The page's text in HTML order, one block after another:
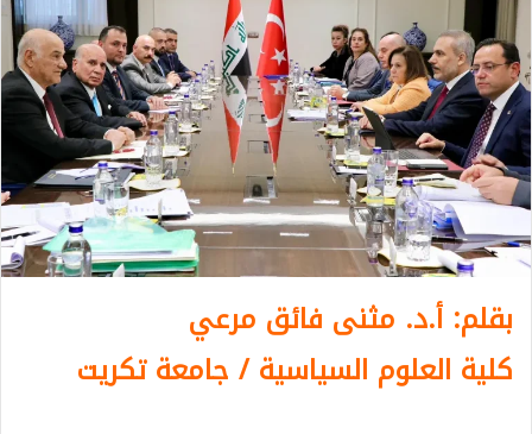
بقلم: أ.د. مثنى فائق مرعي
كلية العلوم السياسية / جامعة تكريت